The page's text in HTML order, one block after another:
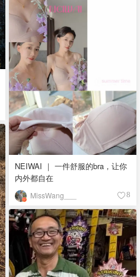
NEIWAI ｜ 一件舒服的bra，让你
内外都自在
MissWang___ 8